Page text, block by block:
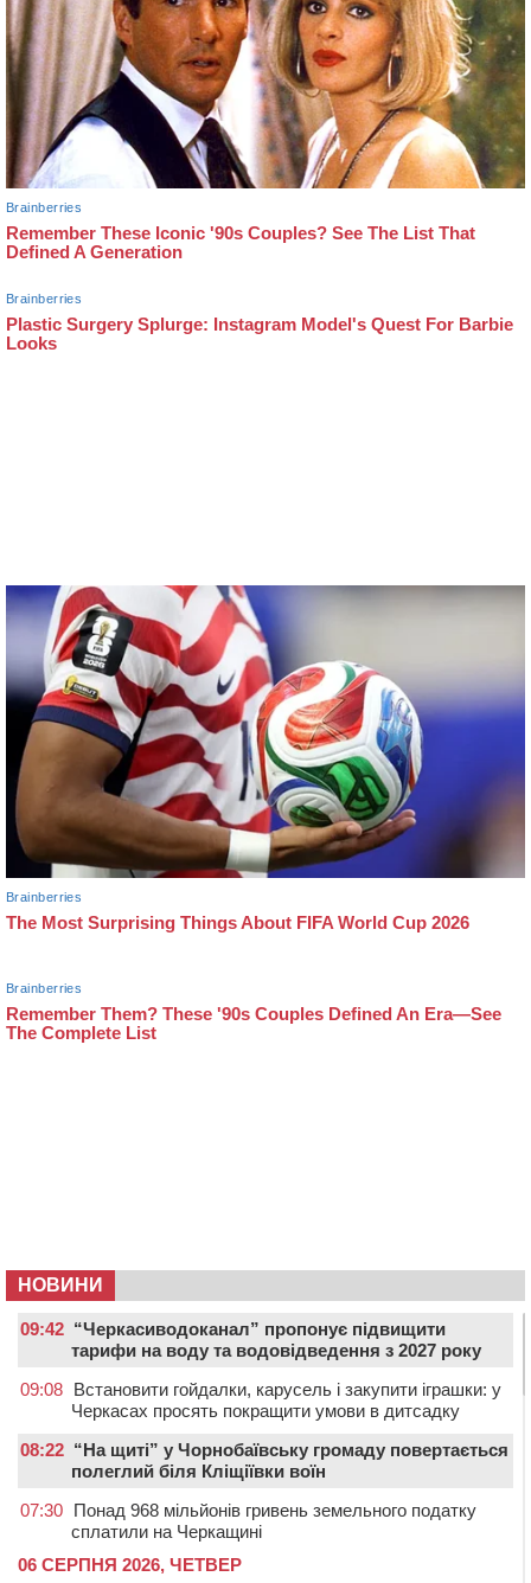
НОВИНИ
09:42 “Черкасиводоканал” пропонує підвищити
тарифи на воду та водовідведення з 2027 року
09:08 Встановити гойдалки, карусель і закупити іграшки: у
Черкасах просять покращити умови в дитсадку
08:22 “На щиті” у Чорнобаївську громаду повертається
полеглий біля Кліщіївки воїн
07:30 Понад 968 мільйонів гривень земельного податку
сплатили на Черкащині
06 СЕРПНЯ 2026, ЧЕТВЕР